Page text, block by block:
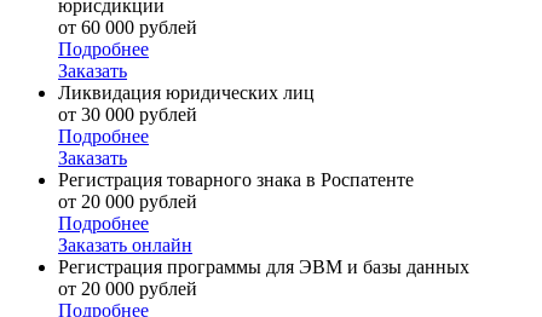
юрисдикции
от 60 000 рублей
Подробнее
Заказать
Ликвидация юридических лиц
от 30 000 рублей
Подробнее
Заказать
Регистрация товарного знака в Роспатенте
от 20 000 рублей
Подробнее
Заказать онлайн
Регистрация программы для ЭВМ и базы данных
от 20 000 рублей
Подробнее